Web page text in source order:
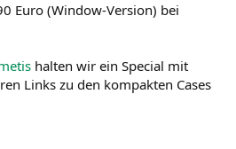
Euro (Window-Version) bei
halten wir ein Special mit
Links zu den kompakten Cases